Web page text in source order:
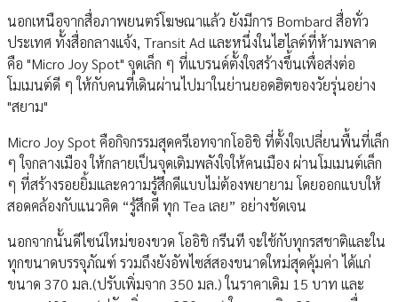
นอกเหนือจากสื่อภาพยนตร์โฆษณาแล้ว ยังมีการ Bombard สื่อทั่ว
ประเทศ ทั้งสื่อกลางแจ้ง, Transit Ad และหนึ่งในไฮไลต์ที่ห้ามพลาด
คือ "Micro Joy Spot" จุดเล็ก ๆ ที่แบรนด์ตั้งใจสร้างขึ้นเพื่อส่งต่อ
โมเมนต์ดี ๆ ให้กับคนที่เดินผ่านไปมาในย่านยอดฮิตของวัยรุ่นอย่าง
"สยาม"
Micro Joy Spot คือกิจกรรมสุดครีเอทจากโออิชิ ที่ตั้งใจเปลี่ยนพื้นที่เล็ก
ๆ ใจกลางเมือง ให้กลายเป็นจุดเติมพลังใจให้คนเมือง ผ่านโมเมนต์เล็ก
ๆ ที่สร้างรอยยิ้มและความรู้สึกดีแบบไม่ต้องพยายาม โดยออกแบบให้
สอดคล้องกับแนวคิด “รู้สึกดี ทุก Tea เลย” อย่างชัดเจน
นอกจากนั้นดีไซน์ใหม่ของขวด โออิชิ กรีนที จะใช้กับทุกรสชาติและใน
ทุกขนาดบรรจุภัณฑ์ รวมถึงยังอัพไซส์สองขนาดใหม่สุดคุ้มค่า ได้แก่
ขนาด 370 มล.(ปรับเพิ่มจาก 350 มล.) ในราคาเดิม 15 บาท และ